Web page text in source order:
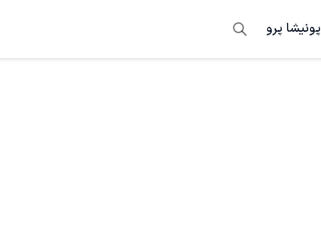
پونیشا پرو